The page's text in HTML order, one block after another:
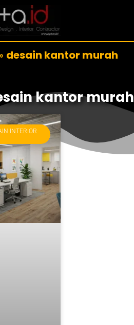
desain kantor murah
kantor murah
INTERIOR